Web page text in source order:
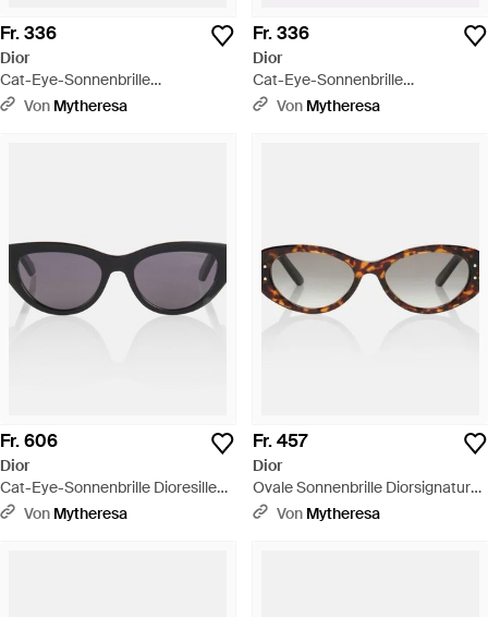
Fr. 336
Dior
Cat-Eye-Sonnenbrille
Diormidnight B1I - Blau
Von Mytheresa
Fr. 336
Dior
Cat-Eye-Sonnenbrille
Diormidnight B1I - Braun
Von Mytheresa
Fr. 606
Dior
Cat-Eye-Sonnenbrille Dioresille
B1I - Braun
Von Mytheresa
Fr. 457
Dior
Ovale Sonnenbrille Diorsignature
B8U - Braun
Von Mytheresa